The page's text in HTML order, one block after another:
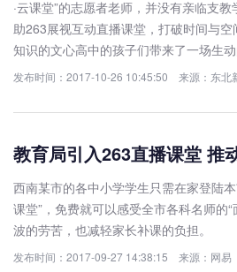
·云课堂”的志愿者老师，并没有亲临支
助263展视互动直播课堂，打破时间与
知识的文心高中的孩子们带来了一场生动
发布时间：2017-10-26 10:45:50 来源：东北
教育局引入263直播课堂 推
西南某市的各中小学学生只需在家登陆
课堂”，免费就可以感受全市各科名师的
波的劳苦，也减轻家长补课的负担。
发布时间：2017-09-27 14:38:15 来源：网易